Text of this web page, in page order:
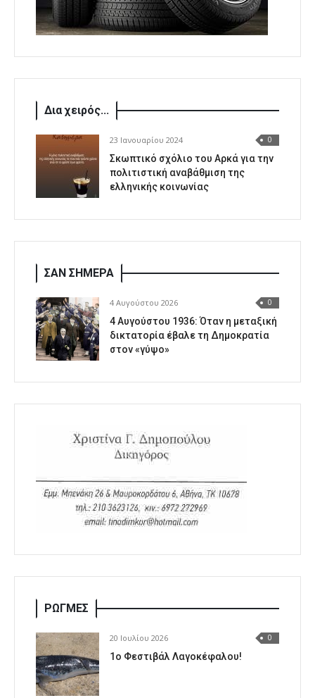
Δια χειρός...
23 Ιανουαρίου 2024 0
Σκωπτικό σχόλιο του Αρκά για την
πολιτιστική αναβάθμιση της
ελληνικής κοινωνίας
ΣΑΝ ΣΗΜΕΡΑ
4 Αυγούστου 2026 0
4 Αυγούστου 1936: Όταν η μεταξική
δικτατορία έβαλε τη Δημοκρατία
στον «γύψο»
ΡΩΓΜΕΣ
20 Ιουλίου 2026 0
1o Φεστιβάλ Λαγοκέφαλου!